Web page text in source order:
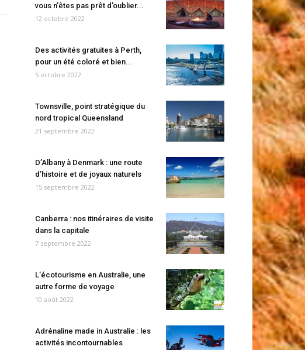
vous n’êtes pas prêt d’oublier...
12 octobre 2022
Des activités gratuites à Perth,
pour un été coloré et bien...
5 octobre 2022
Townsville, point stratégique du
nord tropical Queensland
21 septembre 2022
D’Albany à Denmark : une route
d’histoire et de joyaux naturels
15 septembre 2022
Canberra : nos itinéraires de visite
dans la capitale
7 septembre 2022
L’écotourisme en Australie, une
autre forme de voyage
10 août 2022
Adrénaline made in Australie : les
activités incontournables